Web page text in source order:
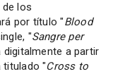
los
por título "Blood
"Sangre per
digitalmente a partir
titulado "Cross to